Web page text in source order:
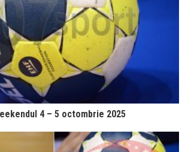
4 – 5 octombrie 2025